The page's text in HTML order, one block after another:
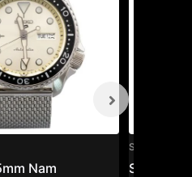
Nam
Seiko
Seiko